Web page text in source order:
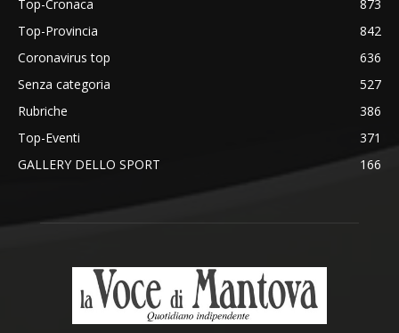
Top-Cronaca
873
Top-Provincia
842
Coronavirus top
636
Senza categoria
527
Rubriche
386
Top-Eventi
371
GALLERY DELLO SPORT
166